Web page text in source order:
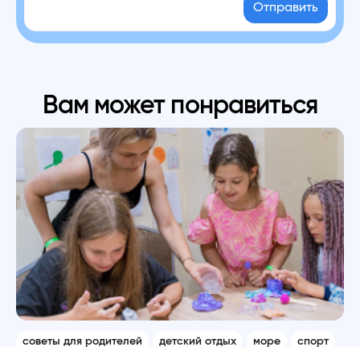
Отправить
Вам может понравиться
советы для родителей детский отдых море спорт